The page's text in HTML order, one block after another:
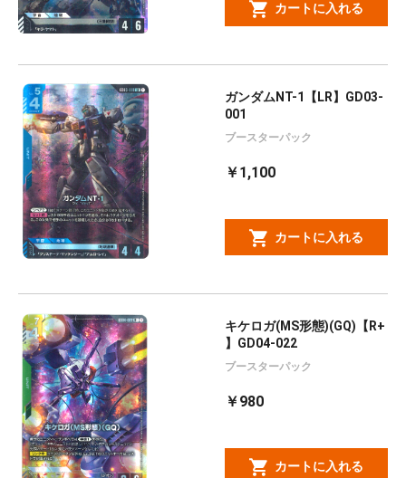
カートに入れる
ガンダムNT-1【LR】GD03-
001
ブースターパック
￥1,100
カートに入れる
キケロガ(MS形態)(GQ)【R+
】GD04-022
ブースターパック
￥980
カートに入れる